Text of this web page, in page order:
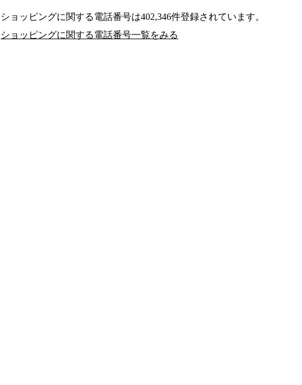
ショッピングに関する電話番号は402,346件登録されています。
ショッピングに関する電話番号一覧をみる